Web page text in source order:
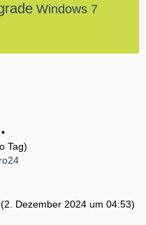
Windows 7
Tag)
2. Dezember 2024 um 04:53)